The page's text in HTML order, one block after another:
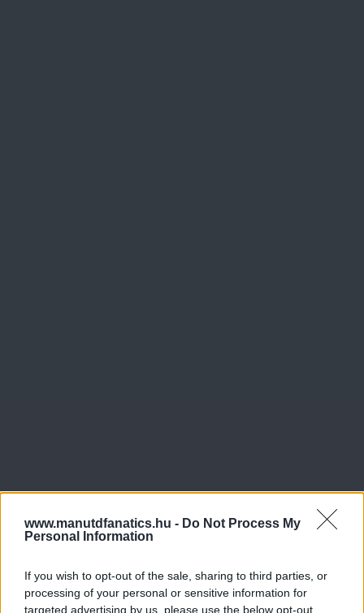
www.manutdfanatics.hu - Do Not Process My
Personal Information
If you wish to opt-out of the sale, sharing to third parties, or
processing of your personal or sensitive information for
targeted advertising by us, please use the below opt-out